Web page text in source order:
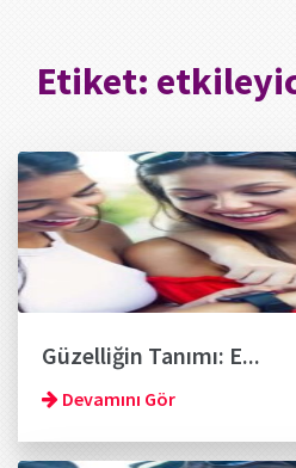
Etiket:
Güzelliğin Tanımı: E...
Devamını Gör